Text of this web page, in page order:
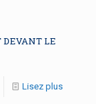
LE
Lisez plus